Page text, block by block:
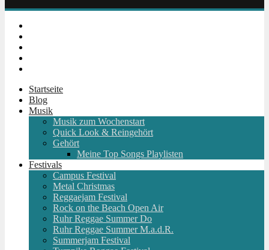
Startseite
Blog
Musik
Musik zum Wochenstart
Quick Look & Reingehört
Gehört
Meine Top Songs Playlisten
Festivals
Campus Festival
Metal Christmas
Reggaejam Festival
Rock on the Beach Open Air
Ruhr Reggae Summer Do
Ruhr Reggae Summer M.a.d.R.
Summerjam Festival